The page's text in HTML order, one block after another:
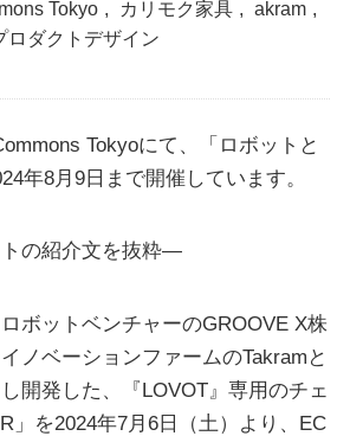
Tokyo , カリモク家具 , akram ,
ロダクトデザイン
Tokyoにて、「ロボットと
年8月9日まで開催しています。
の紹介文を抜粋—
ボットベンチャーのGROOVE X株
ノベーションファームのTakramと
開発した、『LOVOT』専用のチェ
」を2024年7月6日（土）より、EC